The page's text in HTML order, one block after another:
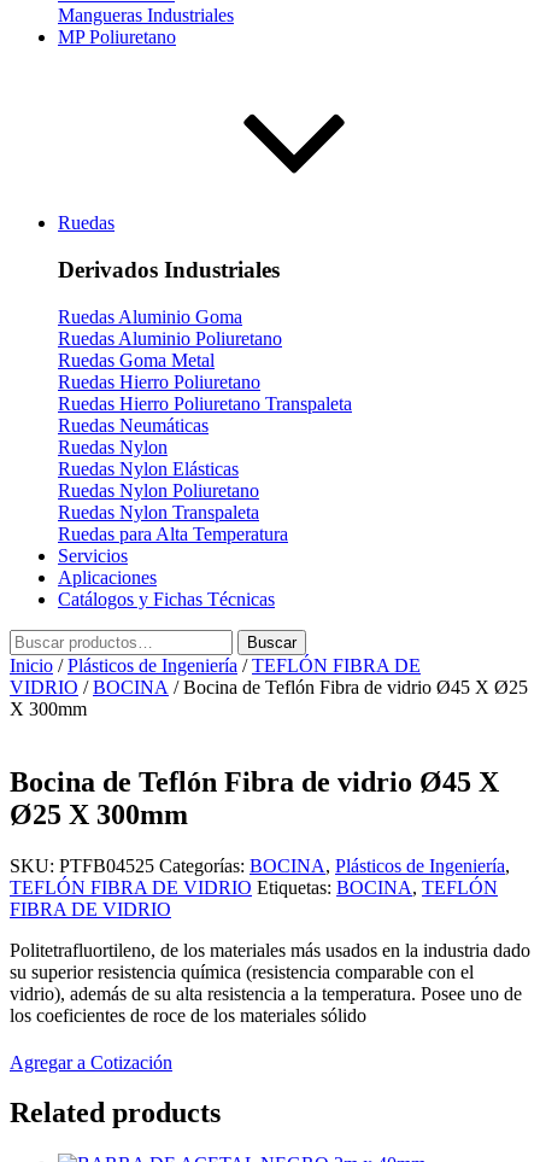
Mangueras Industriales
MP Poliuretano
Ruedas
Derivados Industriales
Ruedas Aluminio Goma
Ruedas Aluminio Poliuretano
Ruedas Goma Metal
Ruedas Hierro Poliuretano
Ruedas Hierro Poliuretano Transpaleta
Ruedas Neumáticas
Ruedas Nylon
Ruedas Nylon Elásticas
Ruedas Nylon Poliuretano
Ruedas Nylon Transpaleta
Ruedas para Alta Temperatura
Servicios
Aplicaciones
Catálogos y Fichas Técnicas
Buscar
por:
Buscar
Inicio /Plásticos de Ingeniería /TEFLÓN FIBRA DE
VIDRIO /BOCINA / Bocina de Teflón Fibra de vidrio Ø45 X Ø25
X 300mm
Bocina de Teflón Fibra de vidrio Ø45 X
Ø25 X 300mm
SKU: PTFB04525 Categorías: BOCINA, Plásticos de Ingeniería,
TEFLÓN FIBRA DE VIDRIO Etiquetas: BOCINA, TEFLÓN
FIBRA DE VIDRIO
Politetrafluortileno, de los materiales más usados en la industria dado
su superior resistencia química (resistencia comparable con el
vidrio), además de su alta resistencia a la temperatura. Posee uno de
los coeficientes de roce de los materiales sólido
Agregar a Cotización
Related products